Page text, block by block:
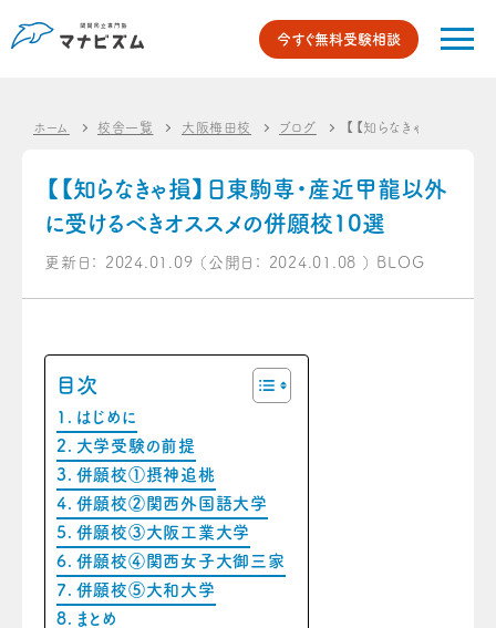
今すぐ無料受験相談
ホーム 校舎一覧 大阪梅田校 ブログ 【【知らなきゃ損】日東
【【知らなきゃ損】日東駒専・産近甲龍以外
に受けるべきオススメの併願校10選
更新日： 2024.01.09 （公開日： 2024.01.08 ） BLOG
目次
はじめに
大学受験の前提
併願校①摂神追桃
併願校②関西外国語大学
併願校③大阪工業大学
併願校④関西女子大御三家
併願校⑤大和大学
まとめ